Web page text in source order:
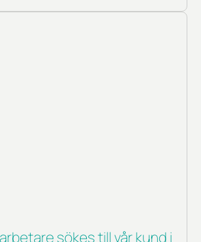
sökes till vår kund i